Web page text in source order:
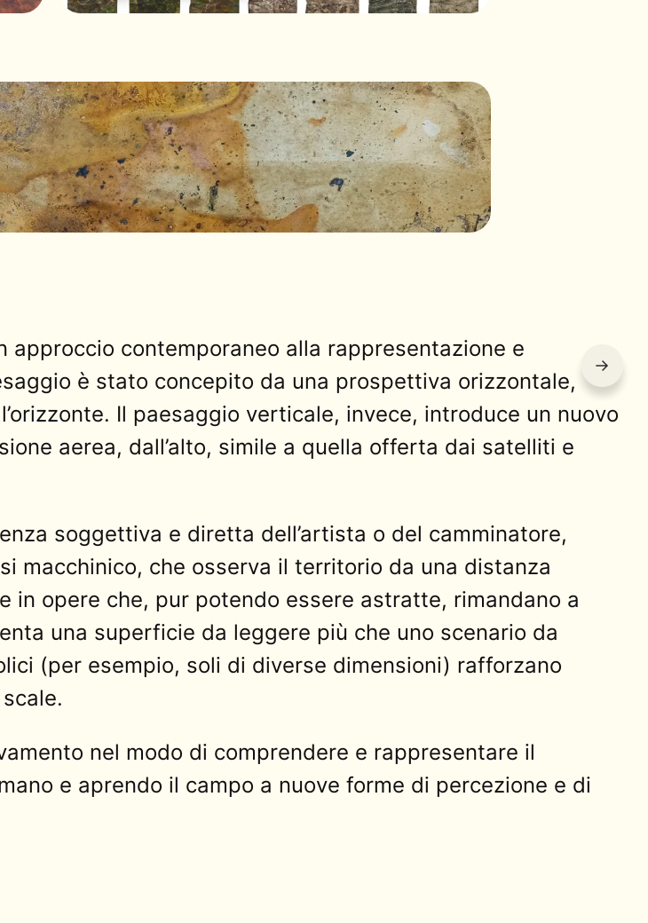
approccio contemporaneo alla rappresentazione e
è stato concepito da una prospettiva orizzontale,
Il paesaggio verticale, invece, introduce un nuovo
aerea, dall’alto, simile a quella offerta dai satelliti e
soggettiva e diretta dell’artista o del camminatore,
macchinico, che osserva il territorio da una distanza
opere che, pur potendo essere astratte, rimandano a
una superficie da leggere più che uno scenario da
(per esempio, soli di diverse dimensioni) rafforzano
nel modo di comprendere e rappresentare il
e aprendo il campo a nuove forme di percezione e di
→